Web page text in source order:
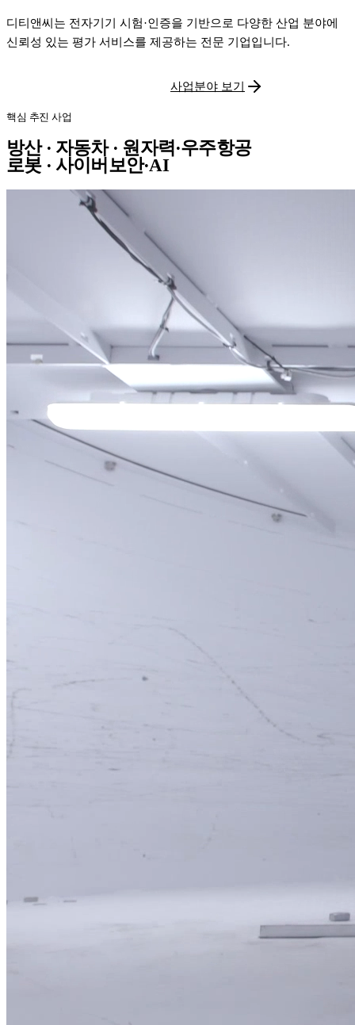
디티앤씨는 전자기기 시험·인증을 기반으로 다양한 산업 분야에
신뢰성 있는 평가 서비스를 제공하는 전문 기업입니다.
사업분야 보기
핵심 추진 사업
방산 · 자동차 · 원자력·우주항공
로봇 · 사이버보안·AI